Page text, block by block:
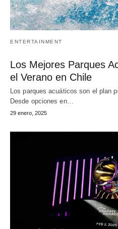
ENTERTAINMENT
Los Mejores Parques
el Verano en Chile
Los parques acuáticos son el plan
Desde opciones en…
29 enero, 2025